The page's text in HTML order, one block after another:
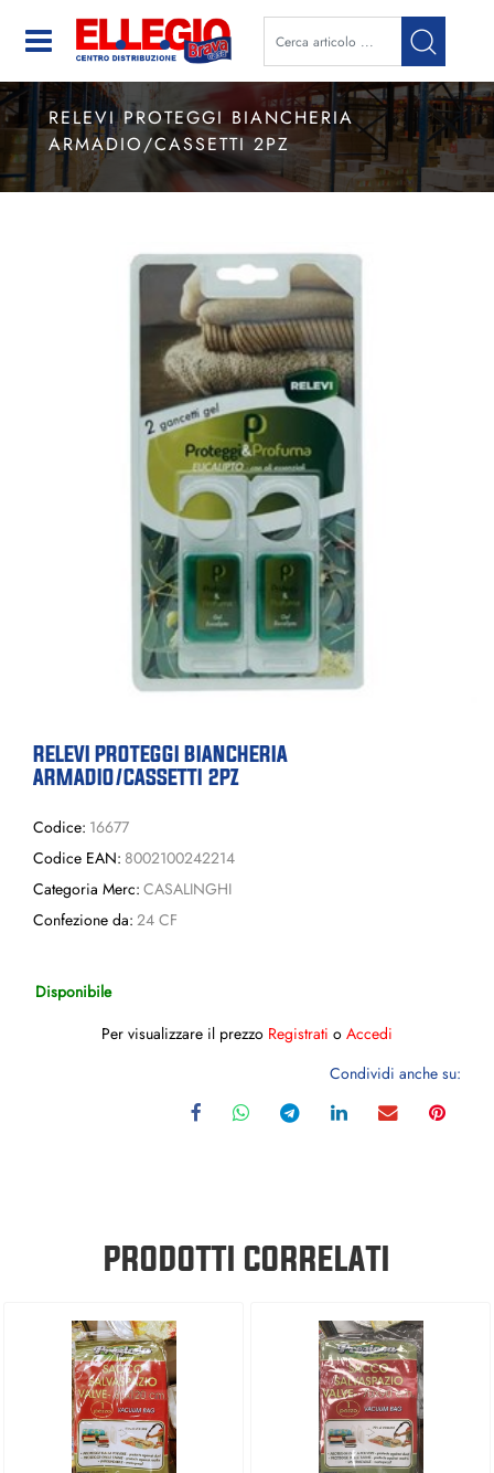
Open
RELEVI PROTEGGI BIANCHERIA
ARMADIO/CASSETTI 2PZ
RELEVI PROTEGGI BIANCHERIA
ARMADIO/CASSETTI 2PZ
Codice: 16677
Codice EAN: 8002100242214
Categoria Merc: CASALINGHI
Confezione da: 24 CF
Disponibile
Per visualizzare il prezzo Registrati o Accedi
Condividi anche su:
PRODOTTI CORRELATI